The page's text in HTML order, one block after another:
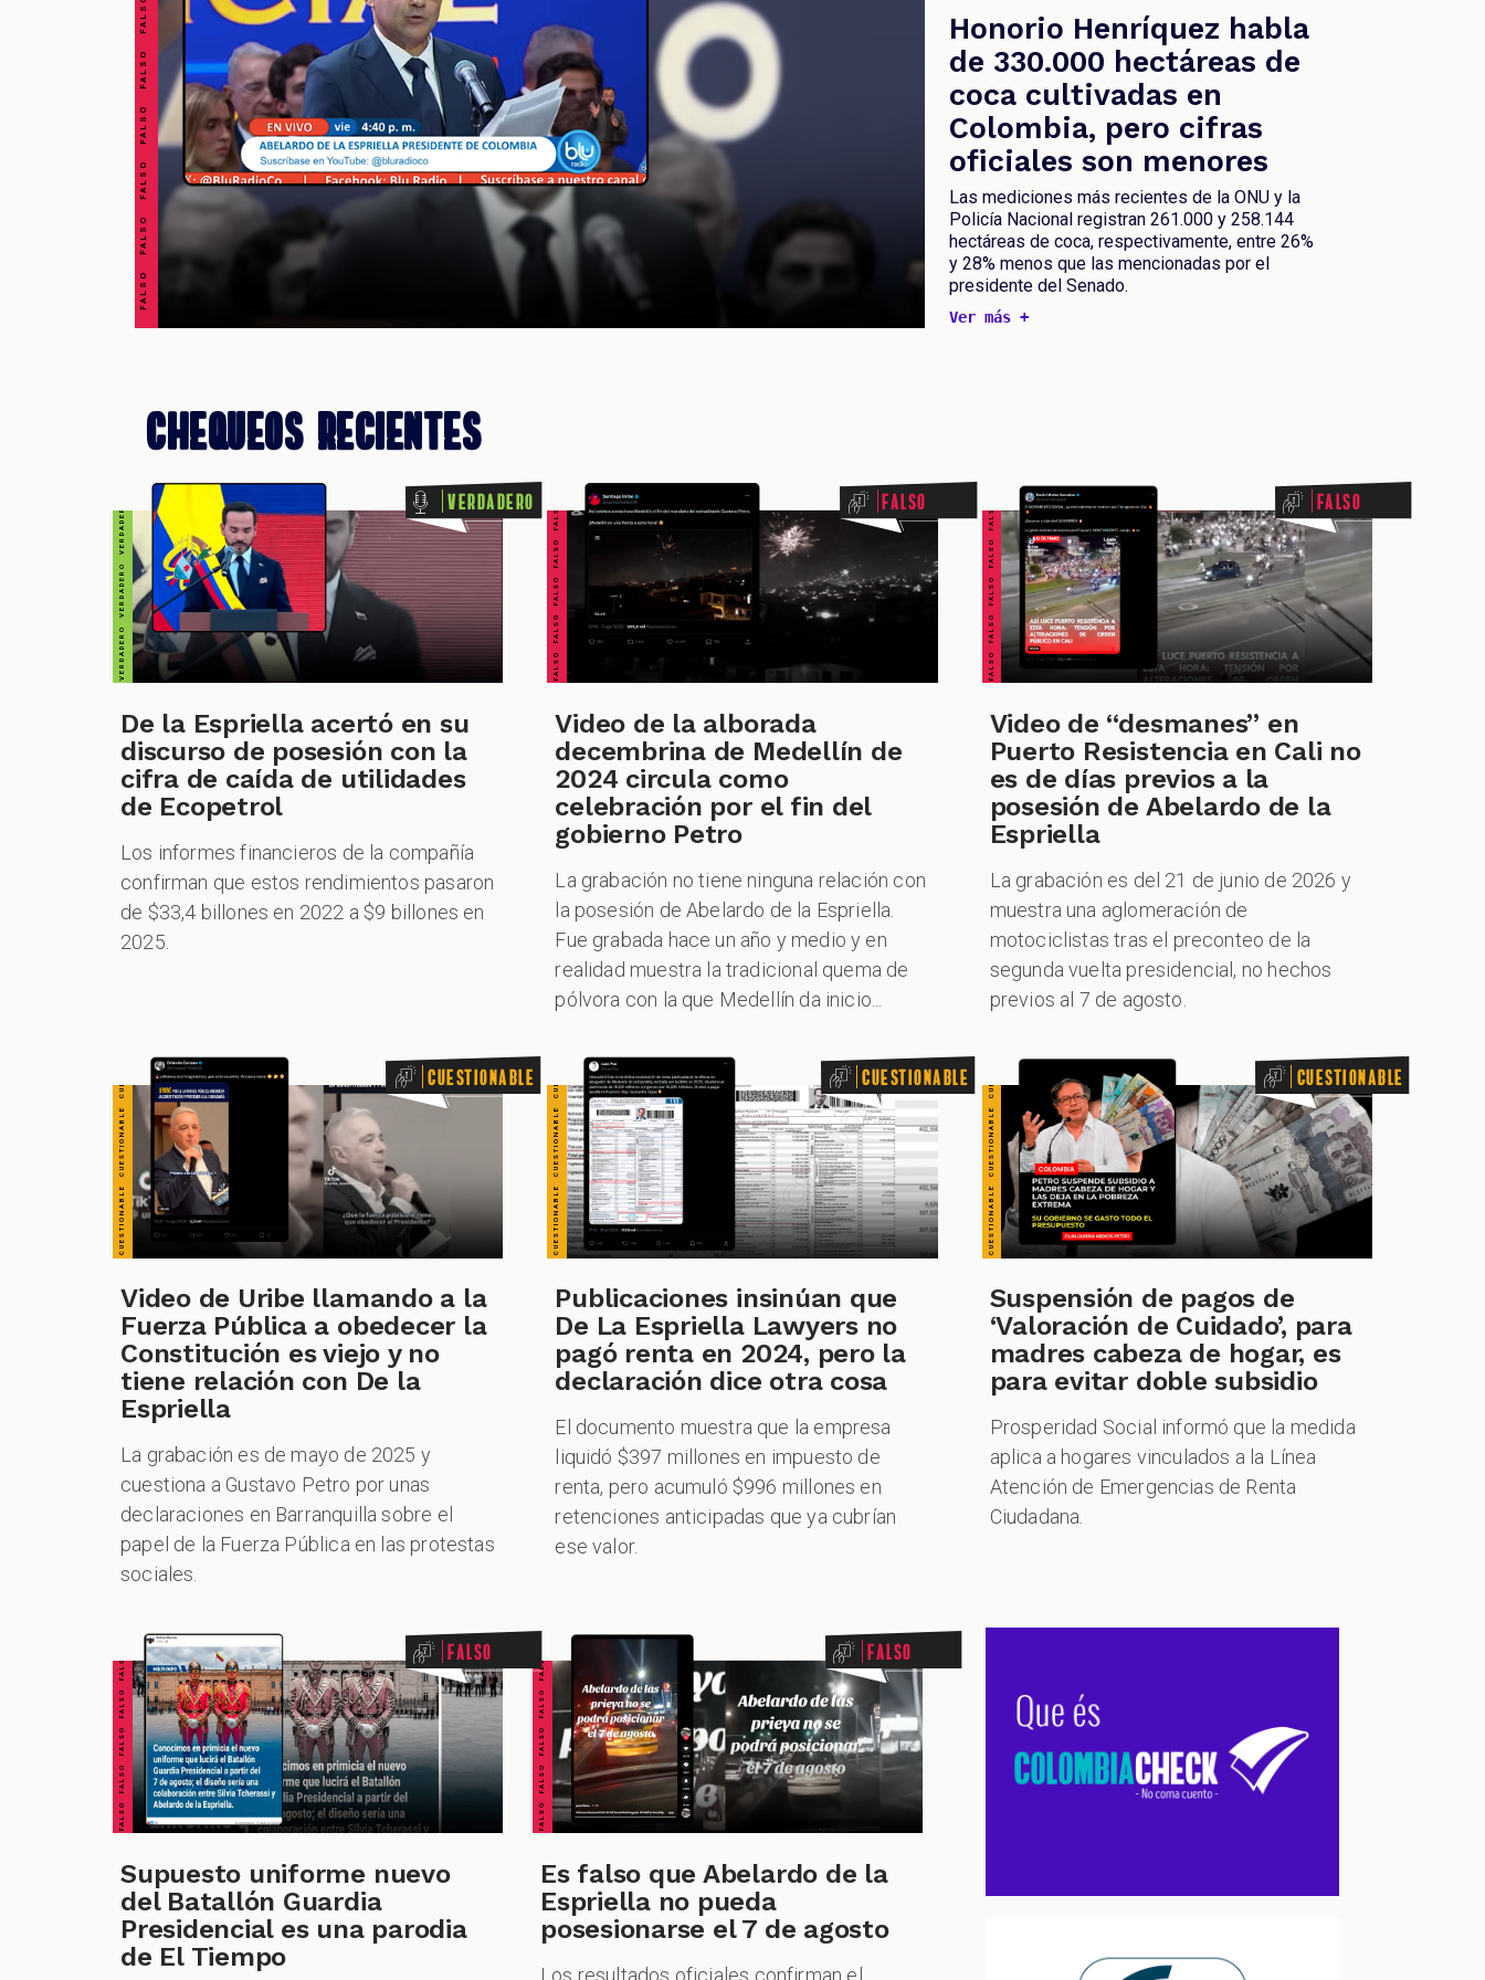
FALSO FALSO FALSO FALSO FALSO FALSO FALSO
Honorio Henríquez habla
de 330.000 hectáreas de
coca cultivadas en
Colombia, pero cifras
oficiales son menores
Las mediciones más recientes de la ONU y la
Policía Nacional registran 261.000 y 258.144
hectáreas de coca, respectivamente, entre 26%
y 28% menos que las mencionadas por el
presidente del Senado.
Ver más +
Chequeos Recientes
VERDADERO VERDADERO VERDADERO VERDADERO VERDADERO VERDADERO VERDADERO Verdadero
De la Espriella acertó en su
discurso de posesión con la
cifra de caída de utilidades
de Ecopetrol
Los informes financieros de la compañía
confirman que estos rendimientos pasaron
de $33,4 billones en 2022 a $9 billones en
2025.
FALSO FALSO FALSO FALSO FALSO FALSO FALSO Falso
Video de la alborada
decembrina de Medellín de
2024 circula como
celebración por el fin del
gobierno Petro
La grabación no tiene ninguna relación con
la posesión de Abelardo de la Espriella.
Fue grabada hace un año y medio y en
realidad muestra la tradicional quema de
pólvora con la que Medellín da inicio...
FALSO FALSO FALSO FALSO FALSO FALSO FALSO Falso
Video de “desmanes” en
Puerto Resistencia en Cali no
es de días previos a la
posesión de Abelardo de la
Espriella
La grabación es del 21 de junio de 2026 y
muestra una aglomeración de
motociclistas tras el preconteo de la
segunda vuelta presidencial, no hechos
previos al 7 de agosto.
CUESTIONABLE CUESTIONABLE CUESTIONABLE CUESTIONABLE CUESTIONABLE CUESTIONABLE CUESTIONABLE Cuestionable
Video de Uribe llamando a la
Fuerza Pública a obedecer la
Constitución es viejo y no
tiene relación con De la
Espriella
La grabación es de mayo de 2025 y
cuestiona a Gustavo Petro por unas
declaraciones en Barranquilla sobre el
papel de la Fuerza Pública en las protestas
sociales.
CUESTIONABLE CUESTIONABLE CUESTIONABLE CUESTIONABLE CUESTIONABLE CUESTIONABLE CUESTIONABLE Cuestionable
Publicaciones insinúan que
De La Espriella Lawyers no
pagó renta en 2024, pero la
declaración dice otra cosa
El documento muestra que la empresa
liquidó $397 millones en impuesto de
renta, pero acumuló $996 millones en
retenciones anticipadas que ya cubrían
ese valor.
CUESTIONABLE CUESTIONABLE CUESTIONABLE CUESTIONABLE CUESTIONABLE CUESTIONABLE CUESTIONABLE Cuestionable
Suspensión de pagos de
‘Valoración de Cuidado’, para
madres cabeza de hogar, es
para evitar doble subsidio
Prosperidad Social informó que la medida
aplica a hogares vinculados a la Línea
Atención de Emergencias de Renta
Ciudadana.
FALSO FALSO FALSO FALSO FALSO FALSO FALSO Falso
Supuesto uniforme nuevo
del Batallón Guardia
Presidencial es una parodia
de El Tiempo
FALSO FALSO FALSO FALSO FALSO FALSO FALSO Falso
Es falso que Abelardo de la
Espriella no pueda
posesionarse el 7 de agosto
Los resultados oficiales confirman el